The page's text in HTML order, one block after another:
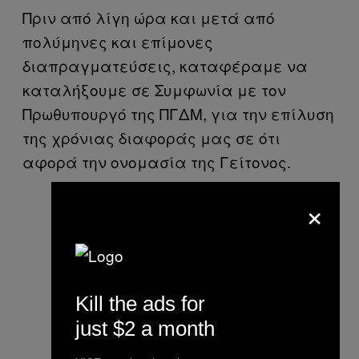
Πριν από λίγη ώρα και μετά από
πολύμηνες και επίμονες
διαπραγματεύσεις, καταφέραμε να
καταλήξουμε σε Συμφωνία με τον
Πρωθυπουργό της ΠΓΔΜ, για την επίλυση
της χρόνιας διαφοράς μας σε ότι
αφορά την ονομασία της Γείτονος.
×
Kill the ads for
just $2 a month